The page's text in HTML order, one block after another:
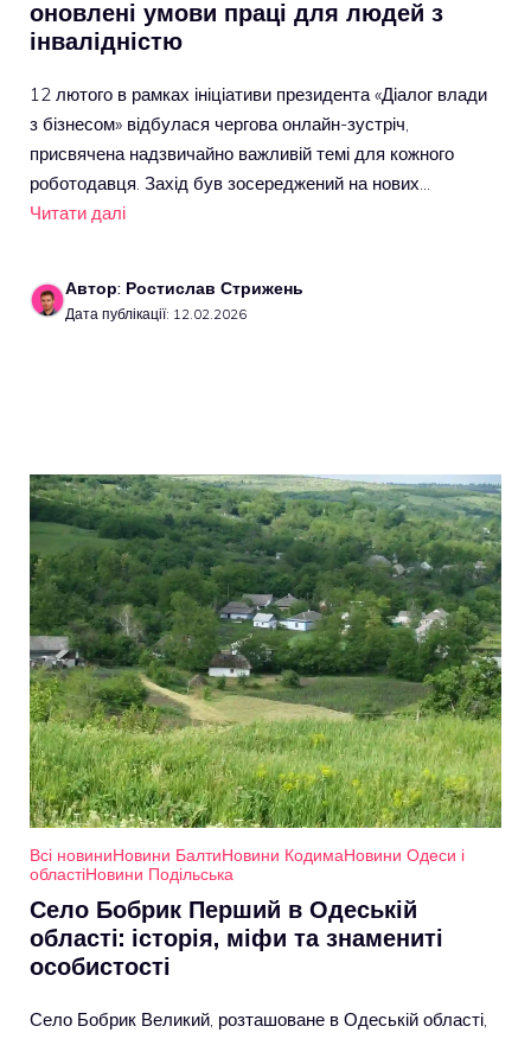
оновлені умови праці для людей з
інвалідністю
12 лютого в рамках ініціативи президента «Діалог влади
з бізнесом» відбулася чергова онлайн-зустріч,
присвячена надзвичайно важливій темі для кожного
роботодавця. Захід був зосереджений на нових…
Читати далі
Автор: Ростислав Стрижень
Дата публікації: 12.02.2026
Всі новиниНовини БалтиНовини КодимаНовини Одеси і
областіНовини Подільська
Село Бобрик Перший в Одеській
області: історія, міфи та знамениті
особистості
Село Бобрик Великий, розташоване в Одеській області,